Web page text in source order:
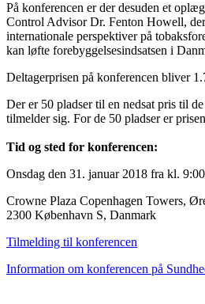
På konferencen er der desuden et
Control Advisor Dr. Fenton Howell,
internationale perspektiver på
kan løfte forebyggelsesindsatsen i
Deltagerprisen på konferencen bliver
Der er 50 pladser til en nedsat pris til
tilmelder sig. For de 50 pladser er
Tid og sted for konferencen:
Onsdag den 31. januar 2018 fra kl.
Crowne Plaza Copenhagen Towers,
2300 København S, Danmark
Tilmelding til konferencen
Information om konferencen på